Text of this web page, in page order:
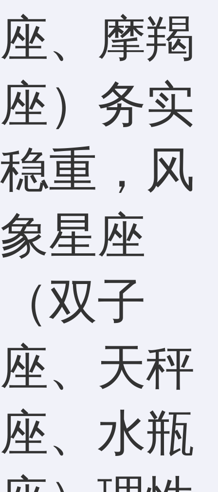
座、摩羯
座）务实
稳重，风
象星座
（双子
座、天秤
座、水瓶